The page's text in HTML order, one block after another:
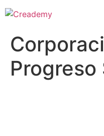
Progreso